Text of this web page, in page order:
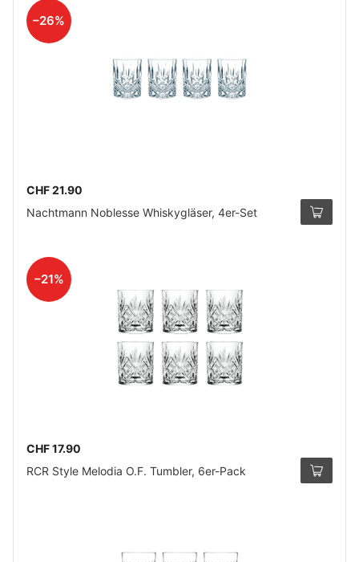
–26%
CHF 21.90
Nachtmann Noblesse Whiskygläser, 4er-Set
–21%
CHF 17.90
RCR Style Melodia O.F. Tumbler, 6er-Pack